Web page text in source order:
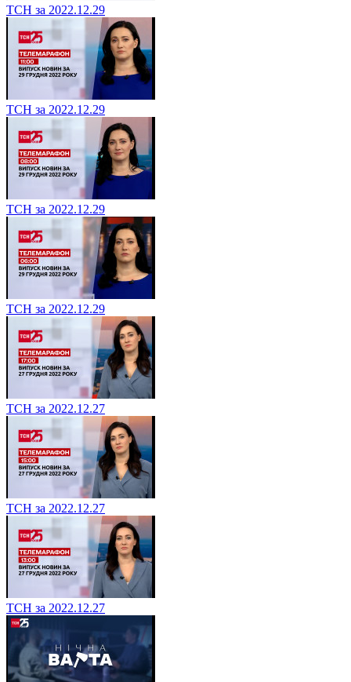
ТСН за 2022.12.29
ТСН за 2022.12.29
ТСН за 2022.12.29
ТСН за 2022.12.29
ТСН за 2022.12.27
ТСН за 2022.12.27
ТСН за 2022.12.27